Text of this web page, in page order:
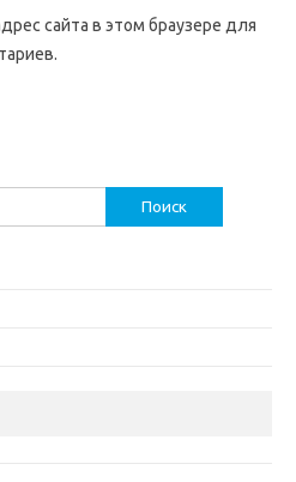
сайта в этом браузере для